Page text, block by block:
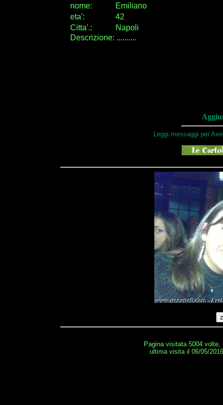
nome:
Emiliano
eta':
42
Citta'.:
Napoli
Descrizione: ..........
Leggi messaggi per
Pagina visitata 5004
ultima visita il 06/05/